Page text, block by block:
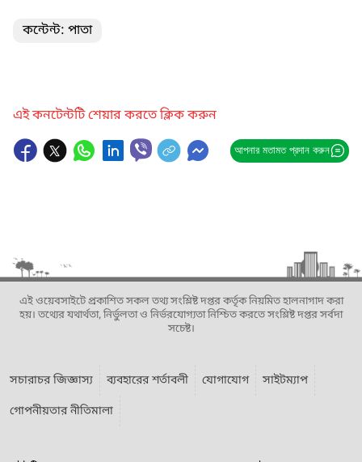
কন্টেন্ট: পাতা
এই কনটেন্টটি শেয়ার করতে ক্লিক করুন
আপনার মতামত প্রদান করুন
এই ওয়েবসাইটে প্রকাশিত সকল তথ্য সংশ্লিষ্ট দপ্তর কর্তৃক নিয়মিত হালনাগাদ করা
হয়। তথ্যের যথার্থতা, নির্ভুলতা ও নির্ভরযোগ্যতা নিশ্চিত করতে সংশ্লিষ্ট দপ্তর সর্বদা
সচেষ্ট।
সচারাচর জিজ্ঞাস্য ব্যবহারের শর্তাবলী যোগাযোগ
সাইটম্যাপ
গোপনীয়তার নীতিমালা